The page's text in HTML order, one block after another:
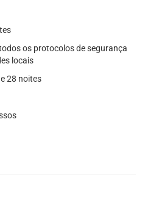
os protocolos de segurança
locais
28 noites